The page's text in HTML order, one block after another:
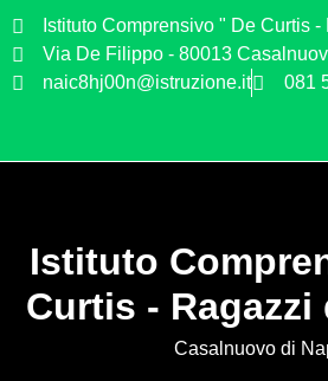
Istituto Comprensivo " De Curtis
Via De Filippo - 80013
naic8hj00n@istruzione.it
081
Istituto
Curtis -
Casalnuovo di